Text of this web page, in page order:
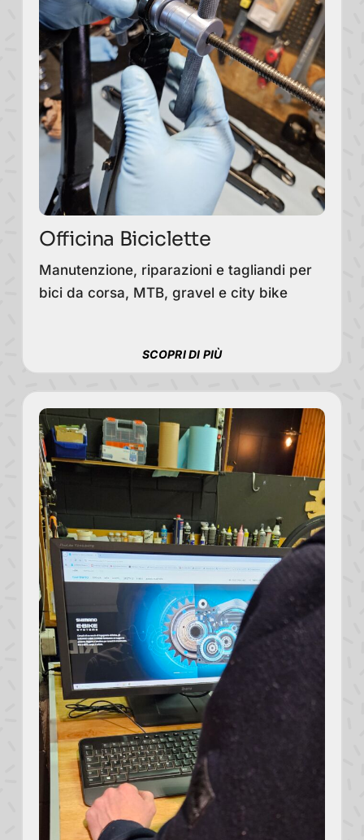
Officina Biciclette
Manutenzione, riparazioni e tagliandi per
bici da corsa, MTB, gravel e city bike
SCOPRI DI PIÙ